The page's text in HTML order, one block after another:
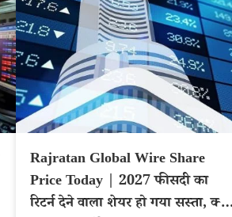
Rajratan Global Wire Share
Price Today | 2027 फीसदी का
रिटर्न देने वाला शेयर हो गया सस्ता, क्या